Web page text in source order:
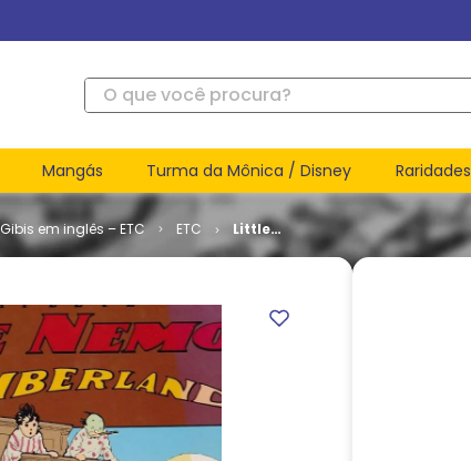
O que você procura?
Mangás Turma da Mônica / Disney Raridades
Gibis em inglês – ETC ETC
Little
Nemo in
Complete
Collection